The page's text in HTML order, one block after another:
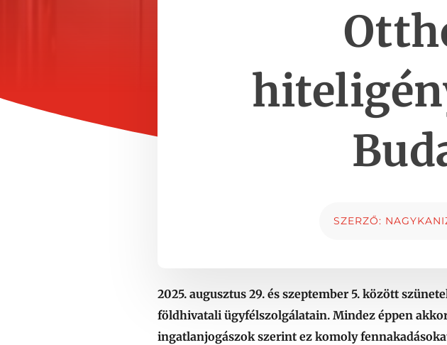
SZERZŐ:
2025. augusztus 29. és szeptember 5. között
földhivatali ügyfélszolgálatain. Mindez éppen
ingatlanjogászok szerint ez komoly